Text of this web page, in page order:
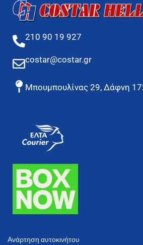
210 90 19 927
costar@costar.gr
Μπουμπουλίνας 29, Δάφνη
Ανάρτηση αυτοκινήτου